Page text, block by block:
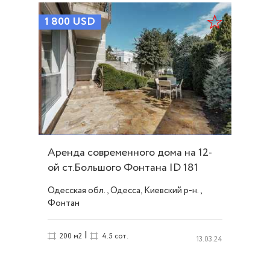
1 800 USD
Аренда современного дома на 12-
ой ст.Большого Фонтана ID 181
Одесская обл., Одесса, Киевский р-н.,
Фонтан
200 м2 | 4.5 сот. 13.03.24